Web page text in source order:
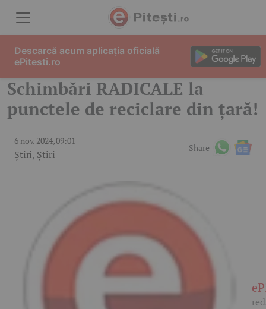
Schimbări RADICALE la
punctele de reciclare din țară!
6 nov. 2024, 09:01
Știri, Știri
Share
Descarcă acum aplicația oficială
ePitesti.ro